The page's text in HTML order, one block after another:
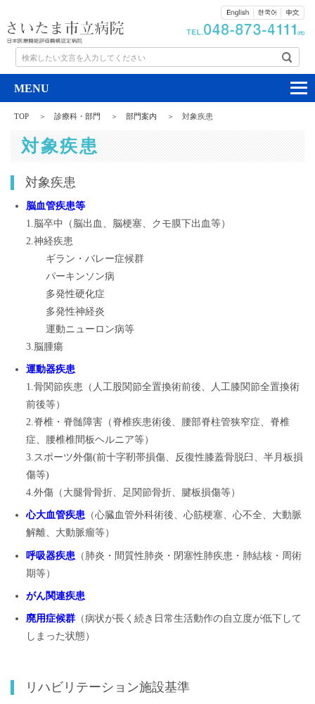
検索したい文言を入力してください
TOP 診療科・部門 部門案内 対象疾患
対象疾患
対象疾患
脳血管疾患等
1.脳卒中（脳出血、脳梗塞、クモ膜下出血等）
2.神経疾患
ギラン・バレー症候群
パーキンソン病
多発性硬化症
多発性神経炎
運動ニューロン病等
3.脳腫瘍
運動器疾患
1.骨関節疾患（人工股関節全置換術前後、人工膝関節全置換術
前後等）
2.脊椎・脊髄障害（脊椎疾患術後、腰部脊柱管狭窄症、脊椎
症、腰椎椎間板ヘルニア等）
3.スポーツ外傷(前十字靭帯損傷、反復性膝蓋骨脱臼、半月板損
傷等)
4.外傷（大腿骨骨折、足関節骨折、腱板損傷等）
心大血管疾患（心臓血管外科術後、心筋梗塞、心不全、大動脈
解離、大動脈瘤等）
呼吸器疾患 （肺炎・間質性肺炎・閉塞性肺疾患・肺結核・周術
期等）
がん関連疾患
廃用症候群（病状が長く続き日常生活動作の自立度が低下して
しまった状態）
リハビリテーション施設基準